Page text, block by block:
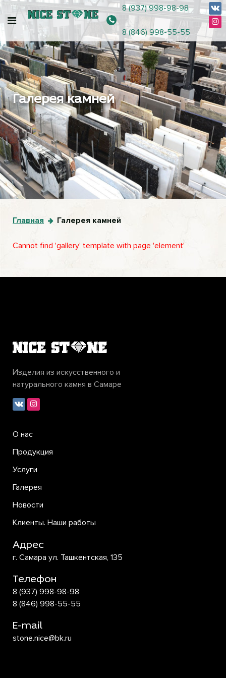
8 (937) 998-98-98
8 (846) 998-55-55
Галерея камней
Главная Галерея камней
Cannot find 'gallery' template with page 'element'
Изделия из искусственного и
натурального камня в Самаре
О нас
Продукция
Услуги
Галерея
Новости
Клиенты. Наши работы
Адрес
г. Самара ул. Ташкентская, 135
Телефон
8 (937) 998-98-98
8 (846) 998-55-55
E-mail
stone.nice@bk.ru